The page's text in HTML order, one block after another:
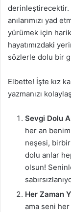
derinleştirecektir.
anılarımızı yad
yürümek için
hayatımızdaki
sözlerle dolu bir
Elbette! İşte kız
yazmanızı
Sevgi Dolu
her an
neşesi,
dolu anlar
olsun!
Her Zaman
ama seni